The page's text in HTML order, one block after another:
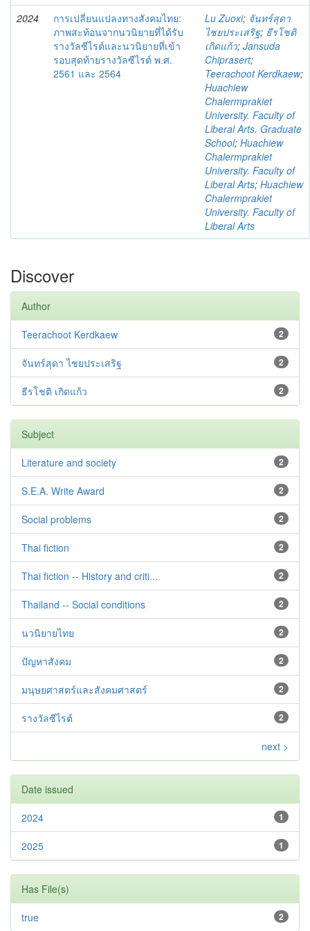
2024
การเปลี่ยนแปลงทางสังคมไทย:
ภาพสะท้อนจากนวนิยายที่ได้รับ
รางวัลซีไรต์และนวนิยายที่เข้า
รอบสุดท้ายรางวัลซีไรต์ พ.ศ.
2561 และ 2564
Lu Zuoxi; จันทร์สุดา
ไชยประเสริฐ; ธีรโชติ
เกิดแก้ว; Jansuda
Chiprasert;
Teerachoot Kerdkaew;
Huachiew
Chalermprakiet
University. Faculty of
Liberal Arts. Graduate
School; Huachiew
Chalermprakiet
University. Faculty of
Liberal Arts; Huachiew
Chalermprakiet
University. Faculty of
Liberal Arts
Discover
Author
2
Teerachoot Kerdkaew
2
จันทร์สุดา ไชยประเสริฐ
2
ธีรโชติ เกิดแก้ว
Subject
2
Literature and society
2
S.E.A. Write Award
2
Social problems
2
Thai fiction
2
Thai fiction -- History and criti...
2
Thailand -- Social conditions
2
นวนิยายไทย
2
ปัญหาสังคม
2
มนุษยศาสตร์และสังคมศาสตร์
2
รางวัลซีไรต์
next >
Date issued
1
2024
1
2025
Has File(s)
2
true